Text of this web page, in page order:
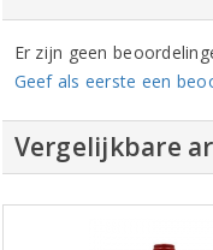
Er zijn geen
Geef als eerste een
Vergelijkbare